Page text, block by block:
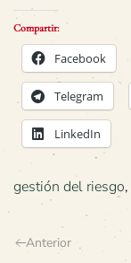
Compartir:
Facebook
Telegram
LinkedIn
gestión del riesgo,
Anterior